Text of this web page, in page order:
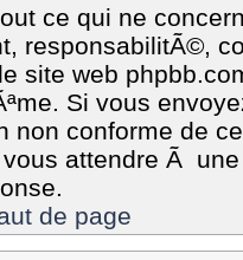
ce qui ne
responsabilitÃ©,
site web
Si vous
non conforme de
attendre Ã
de page